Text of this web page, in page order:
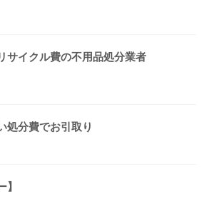
サイクル費の不用品処分業者
処分費でお引取り